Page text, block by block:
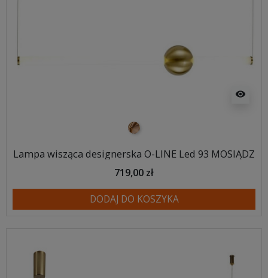
visibility
mosiądz
Lampa wisząca designerska O-LINE Led 93 MOSIĄDZ
719,00 zł
DODAJ DO KOSZYKA